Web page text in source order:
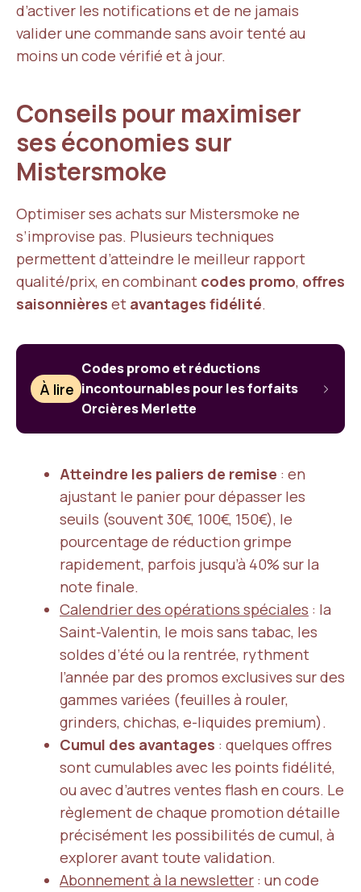
d’activer les notifications et de ne jamais
valider une commande sans avoir tenté au
moins un code vérifié et à jour.
Conseils pour maximiser
ses économies sur
Mistersmoke
Optimiser ses achats sur Mistersmoke ne
s’improvise pas. Plusieurs techniques
permettent d’atteindre le meilleur rapport
qualité/prix, en combinant codes promo, offres
saisonnières et avantages fidélité.
À lire
Codes promo et réductions
incontournables pour les forfaits
Orcières Merlette
Atteindre les paliers de remise : en
ajustant le panier pour dépasser les
seuils (souvent 30€, 100€, 150€), le
pourcentage de réduction grimpe
rapidement, parfois jusqu’à 40% sur la
note finale.
Calendrier des opérations spéciales : la
Saint-Valentin, le mois sans tabac, les
soldes d’été ou la rentrée, rythment
l’année par des promos exclusives sur des
gammes variées (feuilles à rouler,
grinders, chichas, e-liquides premium).
Cumul des avantages : quelques offres
sont cumulables avec les points fidélité,
ou avec d’autres ventes flash en cours. Le
règlement de chaque promotion détaille
précisément les possibilités de cumul, à
explorer avant toute validation.
Abonnement à la newsletter : un code